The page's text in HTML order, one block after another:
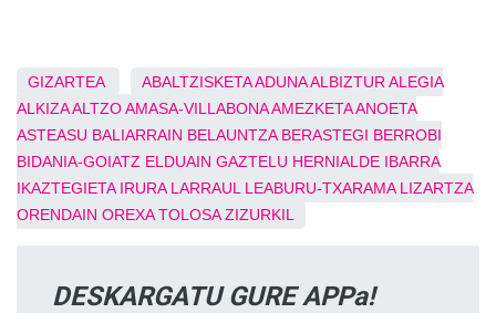
GIZARTEA ABALTZISKETAADUNAALBIZTUR ALEGIA
ALKIZAALTZOAMASA-VILLABONAAMEZKETAANOETA
ASTEASU BALIARRAIN BELAUNTZA BERASTEGI BERROBI
BIDANIA-GOIATZ ELDUAIN GAZTELU HERNIALDE IBARRA
IKAZTEGIETA IRURA LARRAUL LEABURU-TXARAMA LIZARTZA
ORENDAIN OREXA TOLOSA ZIZURKIL
DESKARGATU GURE APPa!